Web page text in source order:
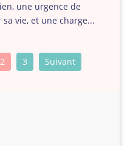
une urgence de
vie, et une charge...
2 3 Suivant